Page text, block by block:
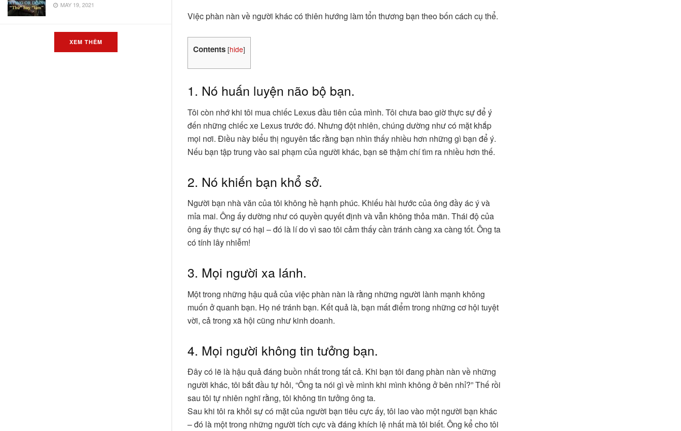
MAY 19, 2021
XEM THÊM
Việc phàn nàn về người khác có thiên hướng làm tổn thương bạn theo bốn cách cụ thể.
Contents [hide]
1. Nó huấn luyện não bộ bạn.
Tôi còn nhớ khi tôi mua chiếc Lexus đầu tiên của mình. Tôi chưa bao giờ thực sự để ý
đến những chiếc xe Lexus trước đó. Nhưng đột nhiên, chúng dường như có mặt khắp
mọi nơi. Điều này biểu thị nguyên tắc rằng bạn nhìn thấy nhiều hơn những gì bạn để ý.
Nếu bạn tập trung vào sai phạm của người khác, bạn sẽ thậm chí tìm ra nhiều hơn thế.
2. Nó khiến bạn khổ sở.
Người bạn nhà văn của tôi không hề hạnh phúc. Khiếu hài hước của ông đầy ác ý và
mỉa mai. Ông ấy dường như có quyền quyết định và vẫn không thỏa mãn. Thái độ của
ông ấy thực sự có hại – đó là lí do vì sao tôi cảm thấy cần tránh càng xa càng tốt. Ông ta
có tính lây nhiễm!
3. Mọi người xa lánh.
Một trong những hậu quả của việc phàn nàn là rằng những người lành mạnh không
muốn ở quanh bạn. Họ né tránh bạn. Kết quả là, bạn mất điểm trong những cơ hội tuyệt
vời, cả trong xã hội cũng như kinh doanh.
4. Mọi người không tin tưởng bạn.
Đây có lẽ là hậu quả đáng buồn nhất trong tất cả. Khi bạn tôi đang phàn nàn về những
người khác, tôi bắt đầu tự hỏi, “Ông ta nói gì về mình khi mình không ở bên nhỉ?” Thế rồi
sau tôi tự nhiên nghĩ rằng, tôi không tin tưởng ông ta.
Sau khi tôi ra khỏi sự có mặt của người bạn tiêu cực ấy, tôi lao vào một người bạn khác
– đó là một trong những người tích cực và đáng khích lệ nhất mà tôi biết. Ông kể cho tôi